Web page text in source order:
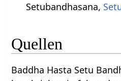
Setubandhasana,
Quellen
Baddha Hasta Setu